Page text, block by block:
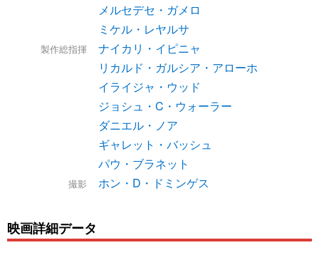
メルセデセ・ガメロ
ミケル・レヤルサ
製作総指揮
ナイカリ・イピニャ
リカルド・ガルシア・アローホ
イライジャ・ウッド
ジョシュ・C・ウォーラー
ダニエル・ノア
ギャレット・バッシュ
パウ・ブラネット
撮影 ホン・D・ドミンゲス
映画詳細データ